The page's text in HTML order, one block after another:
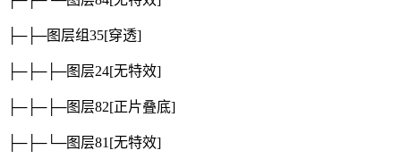
├─├─图层组35[穿透]
├─├─├─图层24[无特效]
├─├─├─图层82[正片叠底]
├─├─└─图层81 [无特效]